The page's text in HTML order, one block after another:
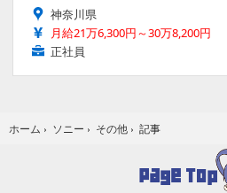
神奈川県
月給21万6,300円～30万8,200円
正社員
ホーム › ソニー › その他 › 記事